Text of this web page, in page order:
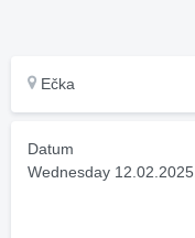
Ečka
Datum
Wednesday 12.02.2025.